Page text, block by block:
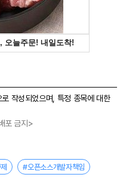
작성되었으며, 특정 종목에 대한
포 금지>
#오픈소스개발자책임